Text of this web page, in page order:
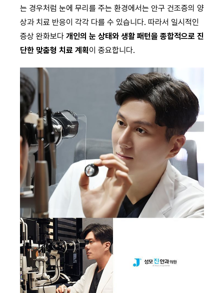
는 경우처럼 눈에 무리를 주는 환경에서는 안구 건조증의 양
상과 치료 반응이 각각 다를 수 있습니다. 따라서 일시적인
증상 완화보다 개인의 눈 상태와 생활 패턴을 종합적으로 진
단한 맞춤형 치료 계획이 중요합니다.